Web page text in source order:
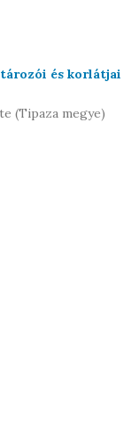
és korlátjai
(Tipaza megye)